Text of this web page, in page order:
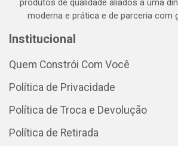
produtos de qualidade aliados a uma
moderna e prática e de parceria com
Institucional
Quem Constrói Com Você
Política de Privacidade
Política de Troca e Devolução
Política de Retirada